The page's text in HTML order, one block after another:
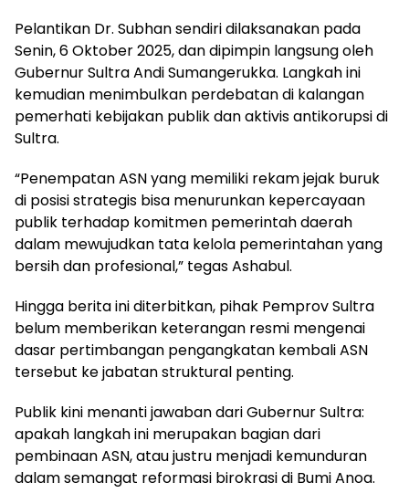
Pelantikan Dr. Subhan sendiri dilaksanakan pada
Senin, 6 Oktober 2025, dan dipimpin langsung oleh
Gubernur Sultra Andi Sumangerukka. Langkah ini
kemudian menimbulkan perdebatan di kalangan
pemerhati kebijakan publik dan aktivis antikorupsi di
Sultra.
“Penempatan ASN yang memiliki rekam jejak buruk
di posisi strategis bisa menurunkan kepercayaan
publik terhadap komitmen pemerintah daerah
dalam mewujudkan tata kelola pemerintahan yang
bersih dan profesional,” tegas Ashabul.
Hingga berita ini diterbitkan, pihak Pemprov Sultra
belum memberikan keterangan resmi mengenai
dasar pertimbangan pengangkatan kembali ASN
tersebut ke jabatan struktural penting.
Publik kini menanti jawaban dari Gubernur Sultra:
apakah langkah ini merupakan bagian dari
pembinaan ASN, atau justru menjadi kemunduran
dalam semangat reformasi birokrasi di Bumi Anoa.